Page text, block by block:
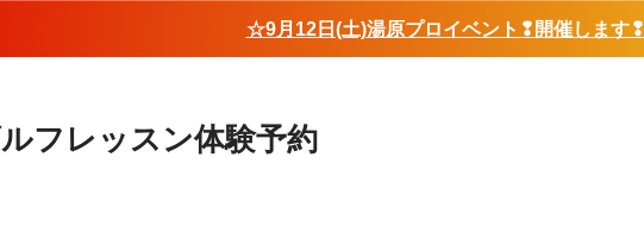
☆9月12日(土)湯原プロイベント❢開催します❢
フレッスン体験予約